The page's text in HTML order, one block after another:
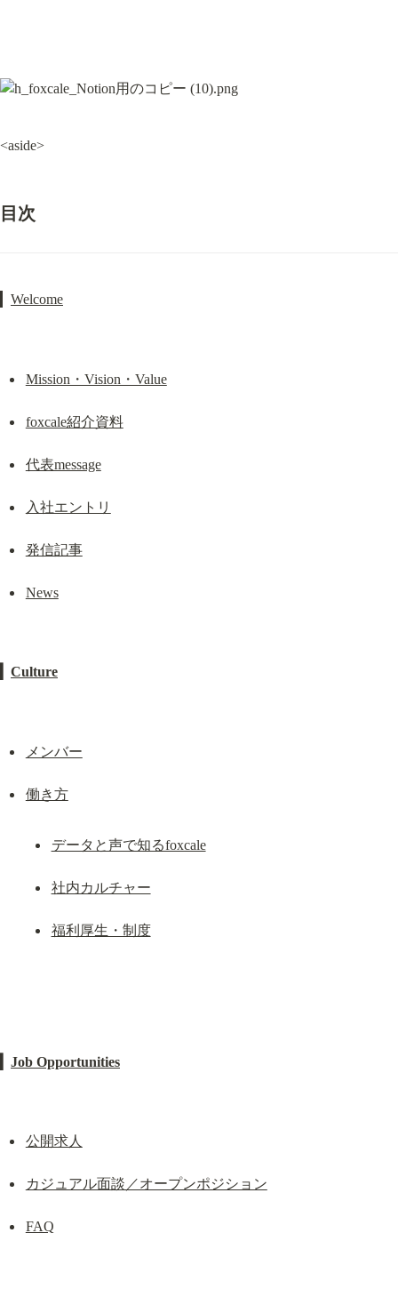
<aside>
目次
Welcome
Mission・Vision・Value
foxcale紹介資料
代表message
入社エントリ
発信記事
News
Culture
メンバー
働き方
データと声で知るfoxcale
社内カルチャー
福利厚生・制度
Job Opportunities
公開求人
カジュアル面談／オープンポジション
FAQ